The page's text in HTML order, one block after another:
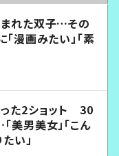
れた双子…その
漫画みたい」「素
た2ショット 30
美男美女」「こん
い」